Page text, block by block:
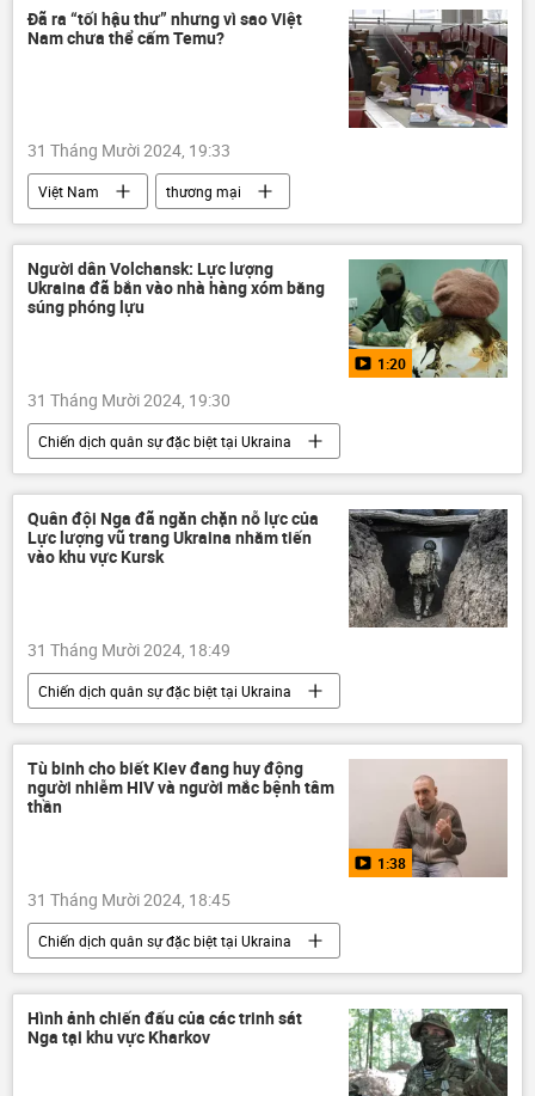
Trung Đông Thế giới
thông tin
Quân sự
xung đột quân sự
Đã ra “tối hậu thư” nhưng vì sao Việt
Nam chưa thể cấm Temu?
31 Tháng Mười 2024, 19:33
Việt Nam
thương mại
Bộ Công Thương
Kinh tế
Kinh doanh
Bộ Công an Việt Nam
Pháp luật
Người dân Volchansk: Lực lượng
Ukraina đã bắn vào nhà hàng xóm bằng
súng phóng lựu
1:20
31 Tháng Mười 2024, 19:30
Chiến dịch quân sự đặc biệt tại Ukraina
Ukraina
Video từ Ukraina
Cuộc khủng hoảng ở Ukraina
Nga
Quân đội Nga
DNR
LNR
Quân đội Nga đã ngăn chặn nỗ lực của
Lực lượng vũ trang Ukraina nhằm tiến
vào khu vực Kursk
31 Tháng Mười 2024, 18:49
Chiến dịch quân sự đặc biệt tại Ukraina
Ukraina
Cuộc khủng hoảng ở Ukraina
Kursk
Nga
lực lượng vũ trang
xung đột quân sự
Quân sự
Tù binh cho biết Kiev đang huy động
người nhiễm HIV và người mắc bệnh tâm
thần
1:38
31 Tháng Mười 2024, 18:45
Chiến dịch quân sự đặc biệt tại Ukraina
Ukraina
Video từ Ukraina
Cuộc khủng hoảng ở Ukraina
Nga
Bộ Quốc phòng Nga
Kiev
Hình ảnh chiến đấu của các trinh sát
Nga tại khu vực Kharkov